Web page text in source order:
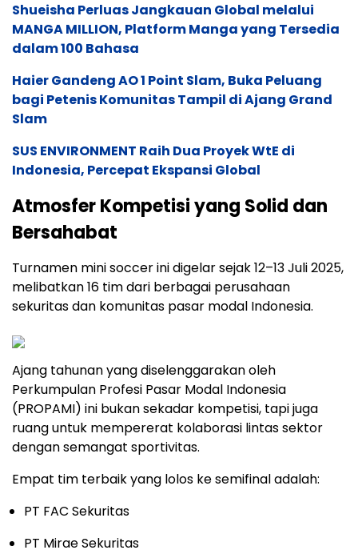
Shueisha Perluas Jangkauan Global melalui
MANGA MILLION, Platform Manga yang Tersedia
dalam 100 Bahasa
Haier Gandeng AO 1 Point Slam, Buka Peluang
bagi Petenis Komunitas Tampil di Ajang Grand
Slam
SUS ENVIRONMENT Raih Dua Proyek WtE di
Indonesia, Percepat Ekspansi Global
Atmosfer Kompetisi yang Solid dan
Bersahabat
Turnamen mini soccer ini digelar sejak 12–13 Juli 2025,
melibatkan 16 tim dari berbagai perusahaan
sekuritas dan komunitas pasar modal Indonesia.
Ajang tahunan yang diselenggarakan oleh
Perkumpulan Profesi Pasar Modal Indonesia
(PROPAMI) ini bukan sekadar kompetisi, tapi juga
ruang untuk mempererat kolaborasi lintas sektor
dengan semangat sportivitas.
Empat tim terbaik yang lolos ke semifinal adalah:
PT FAC Sekuritas
PT Mirae Sekuritas